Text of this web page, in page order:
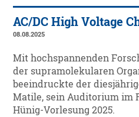
AC/DC High Voltage
08.08.2025
Mit hochspannenden
der supramolekularen
beeindruckte der
Matile, sein Auditorium im
Hünig-Vorlesung 2025.